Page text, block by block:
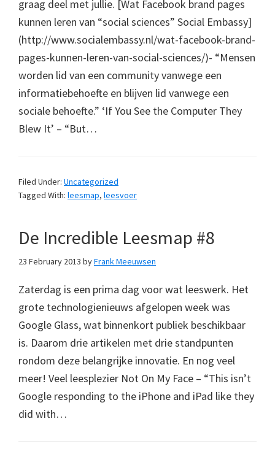
graag deel met jullie. [Wat Facebook brand pages
kunnen leren van “social sciences” Social Embassy]
(http://www.socialembassy.nl/wat-facebook-brand-
pages-kunnen-leren-van-social-sciences/)- “Mensen
worden lid van een community vanwege een
informatiebehoefte en blijven lid vanwege een
sociale behoefte.” ‘If You See the Computer They
Blew It’ – “But…
Filed Under: Uncategorized
Tagged With: leesmap, leesvoer
De Incredible Leesmap #8
23 February 2013 byFrank Meeuwsen
Zaterdag is een prima dag voor wat leeswerk. Het
grote technologienieuws afgelopen week was
Google Glass, wat binnenkort publiek beschikbaar
is. Daarom drie artikelen met drie standpunten
rondom deze belangrijke innovatie. En nog veel
meer! Veel leesplezier Not On My Face – “This isn’t
Google responding to the iPhone and iPad like they
did with…